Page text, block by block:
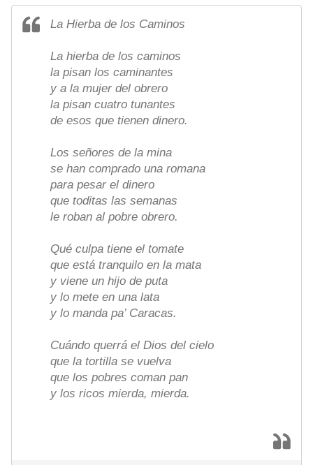
La Hierba de los Caminos
La hierba de los caminos
la pisan los caminantes
y a la mujer del obrero
la pisan cuatro tunantes
de esos que tienen dinero.
Los señores de la mina
se han comprado una romana
para pesar el dinero
que toditas las semanas
le roban al pobre obrero.
Qué culpa tiene el tomate
que está tranquilo en la mata
y viene un hijo de puta
y lo mete en una lata
y lo manda pa’ Caracas.
Cuándo querrá el Dios del cielo
que la tortilla se vuelva
que los pobres coman pan
y los ricos mierda, mierda.